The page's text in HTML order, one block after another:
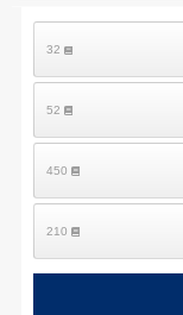
32
52
450
210